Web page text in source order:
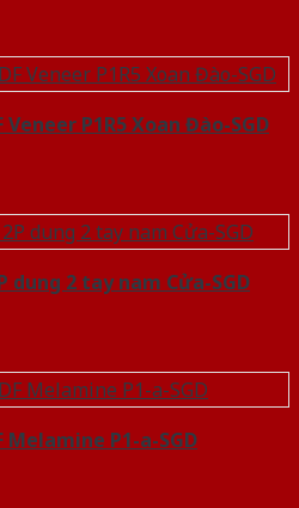
Veneer P1R5 Xoan Đào-SGD
dung 2 tay nam Cửa-SGD
Melamine P1-a-SGD